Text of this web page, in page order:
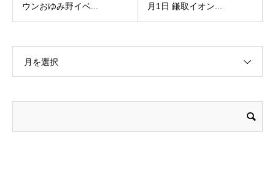
ウンおゆみ野イベ...
月1日 鎌取イオン...
月を選択